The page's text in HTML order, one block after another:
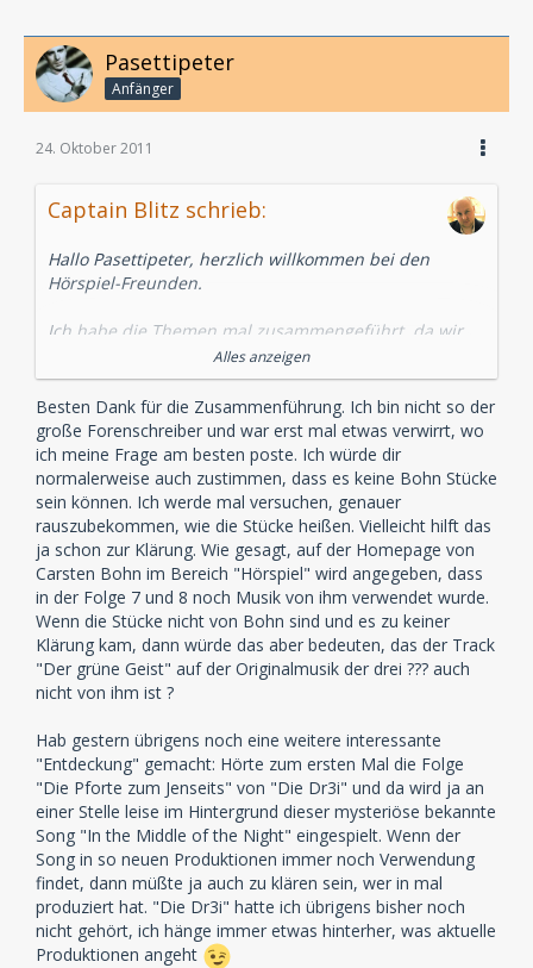
Pasettipeter
Anfänger
24. Oktober 2011
Captain Blitz schrieb:
Hallo Pasettipeter, herzlich willkommen bei den
Hörspiel-Freunden.
Ich habe die Themen mal zusammengeführt, da wir
schon eines zur Serie haben.
Normalerweise würde ich sagen, dass es keine Bohn-
Stücke sind, da es keine Einigung gab und ich der
Meinung bin, dass die Serie NACH Bohns Weggang
produziert und veröffentlicht wurde.
Mehr kann ich dazu aber nicht sagen, da ich mir keine
Downloads kaufe.
Alles anzeigen
Besten Dank für die Zusammenführung. Ich bin nicht so der
große Forenschreiber und war erst mal etwas verwirrt, wo
ich meine Frage am besten poste. Ich würde dir
normalerweise auch zustimmen, dass es keine Bohn Stücke
sein können. Ich werde mal versuchen, genauer
rauszubekommen, wie die Stücke heißen. Vielleicht hilft das
ja schon zur Klärung. Wie gesagt, auf der Homepage von
Carsten Bohn im Bereich "Hörspiel" wird angegeben, dass
in der Folge 7 und 8 noch Musik von ihm verwendet wurde.
Wenn die Stücke nicht von Bohn sind und es zu keiner
Klärung kam, dann würde das aber bedeuten, das der Track
"Der grüne Geist" auf der Originalmusik der drei ??? auch
nicht von ihm ist ?
Hab gestern übrigens noch eine weitere interessante
"Entdeckung" gemacht: Hörte zum ersten Mal die Folge
"Die Pforte zum Jenseits" von "Die Dr3i" und da wird ja an
einer Stelle leise im Hintergrund dieser mysteriöse bekannte
Song "In the Middle of the Night" eingespielt. Wenn der
Song in so neuen Produktionen immer noch Verwendung
findet, dann müßte ja auch zu klären sein, wer in mal
produziert hat. "Die Dr3i" hatte ich übrigens bisher noch
nicht gehört, ich hänge immer etwas hinterher, was aktuelle
Produktionen angeht